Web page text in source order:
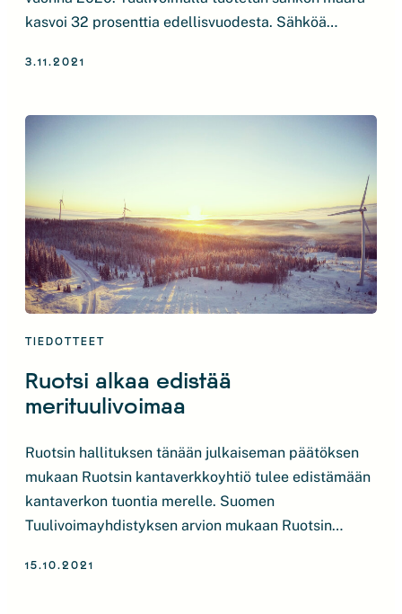
kasvoi 32 prosenttia edellisvuodesta. Sähköä
uusiutuvilla energialähteillä tuotettiin 34,7 TWh.
prosenttia. Leutona koronavuonna 2020 sähköä kului
yhteiskunta kuitenkin jatkaa yhä sähköistymistään.
”Tuulivoima on nopea, […]
3.11.2021
TIEDOTTEET
Ruotsi alkaa edistää
merituulivoimaa
Ruotsin hallituksen tänään julkaiseman päätöksen
mukaan Ruotsin kantaverkkoyhtiö tulee edistämään
kantaverkon tuontia merelle. Suomen
Tuulivoimayhdistyksen arvion mukaan Ruotsin
merkittävää tukea ruotsalaisille
15.10.2021